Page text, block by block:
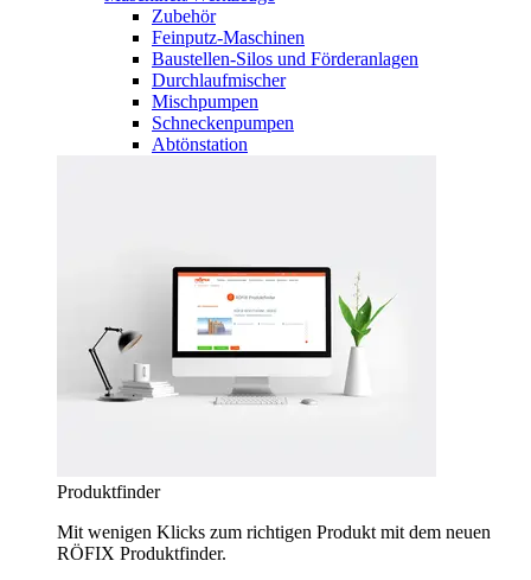
Zubehör
Feinputz-Maschinen
Baustellen-Silos und Förderanlagen
Durchlaufmischer
Mischpumpen
Schneckenpumpen
Abtönstation
Produktfinder
Mit wenigen Klicks zum richtigen Produkt mit dem neuen
RÖFIX Produktfinder.